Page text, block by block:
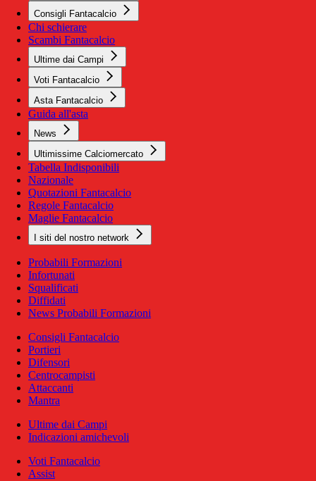
Consigli Fantacalcio
Chi schierare
Scambi Fantacalcio
Ultime dai Campi
Voti Fantacalcio
Asta Fantacalcio
Guida all'asta
News
Ultimissime Calciomercato
Tabella Indisponibili
Nazionale
Quotazioni Fantacalcio
Regole Fantacalcio
Maglie Fantacalcio
I siti del nostro network
Probabili Formazioni
Infortunati
Squalificati
Diffidati
News Probabili Formazioni
Consigli Fantacalcio
Portieri
Difensori
Centrocampisti
Attaccanti
Mantra
Ultime dai Campi
Indicazioni amichevoli
Voti Fantacalcio
Assist